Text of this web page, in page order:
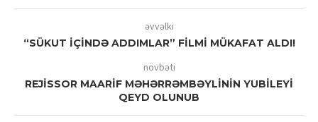
əvvəlki
“SÜKUT İÇİNDƏ ADDIMLAR” FİLMİ MÜKAFAT ALDI!
növbəti
REJİSSOR MAARİF MƏHƏRRƏMBƏYLİNİN YUBİLEYİ
QEYD OLUNUB